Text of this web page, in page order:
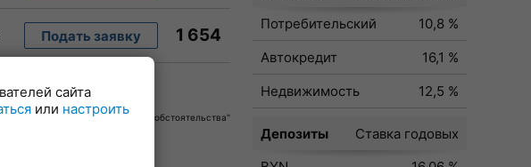
Подать заявку 1 654
если Вы укажете "особые обстоятельства"
Потребительский
10,8 %
Автокредит
16,1 %
Недвижимость
12,5 %
Депозиты
Ставка годовых
сайта
или настроить